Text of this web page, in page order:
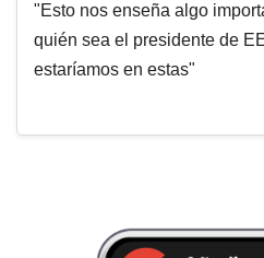
"Esto nos enseña algo
quién sea el presidente de
estaríamos en estas"